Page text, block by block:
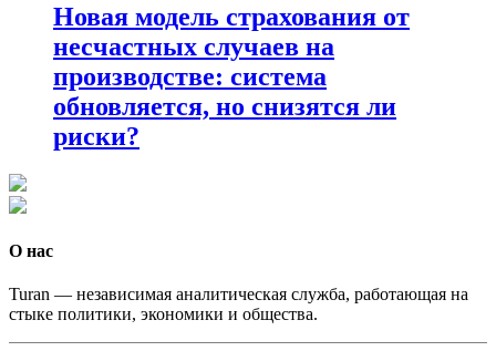
Новая модель страхования от
несчастных случаев на
производстве: система
обновляется, но снизятся ли
риски?
О нас
Turan — независимая аналитическая служба, работающая на
стыке политики, экономики и общества.